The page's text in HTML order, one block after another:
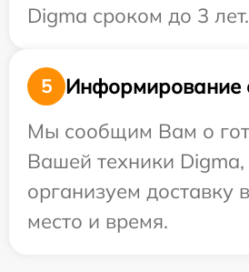
Digma сроком до 3 лет.
5
Информирование
Мы сообщим Вам о
Вашей техники
организуем доставку
место и время.